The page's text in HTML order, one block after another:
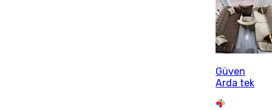
Güven
Arda tek